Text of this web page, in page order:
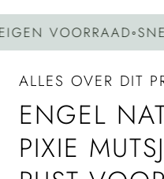
VOORRAAD◦
ALLES OVER DIT
ENGEL
PIXIE